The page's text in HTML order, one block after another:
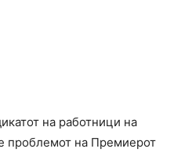
на работници на
проблемот на Премиерот